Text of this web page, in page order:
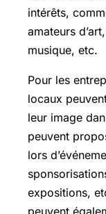
intérêts,
amateurs
musique, etc.
Pour les
locaux
leur image
peuvent
lors
expositions,
peuvent